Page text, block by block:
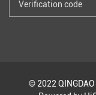
© 2022 QINGDAO